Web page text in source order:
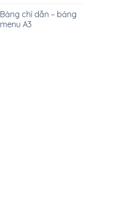
Bảng chỉ dẫn – bảng
menu A3